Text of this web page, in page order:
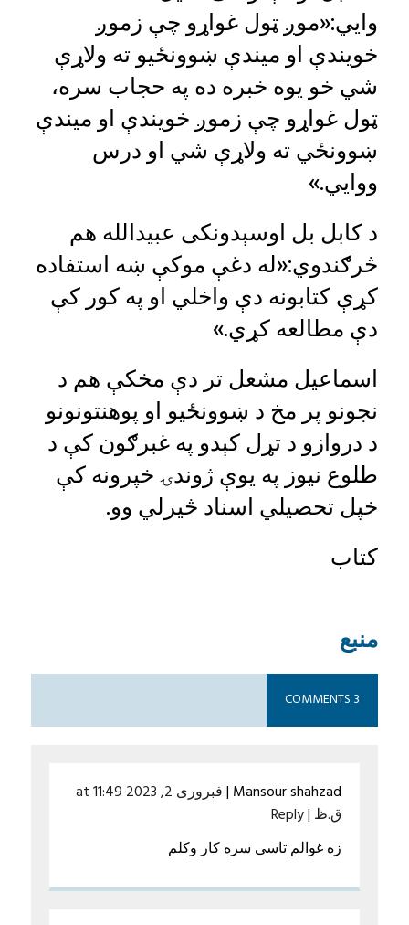
وايي:«موږ ټول غواړو چې زموږ
خویندې او میندې ښوونځیو ته ولاړې
شي خو یوه خبره ده په حجاب سره،
ټول غواړو چې زموږ خویندې او میندې
ښوونځي ته ولاړې شي او درس
ووايي.»
د کابل بل اوسېدونکی عبیدالله هم
څرګندوي:«له دغې موکې ښه استفاده
کړې کتابونه دې واخلي او په کور کې
دې مطالعه کړي.»
اسماعیل مشعل تر دې مخکې هم د
نجونو پر مخ د ښوونځيو او پوهنتونونو
د دروازو د تړل کېدو په غبرګون کې د
طلوع نیوز په یوې ژوندۍ خپرونه کې
خپل تحصیلي اسناد څیرلي وو.
کتاب
منبع
3 COMMENTS
Mansour shahzad
|
فبروری 2, 2023 at 11:49
ق.ظ |
Reply
زه غوالم تاسی سره کار وکلم